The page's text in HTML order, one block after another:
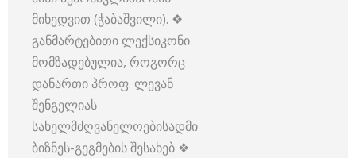
მიხედვით (ჭაბაშვილი). ❖
განმარტებითი ლექსიკონი
მომზადებულია, როგორც
დანართი პროფ. ლევან
შენგელიას
სახელმძღვანელოებისადმი
ბიზნეს-გეგმების შესახებ ❖